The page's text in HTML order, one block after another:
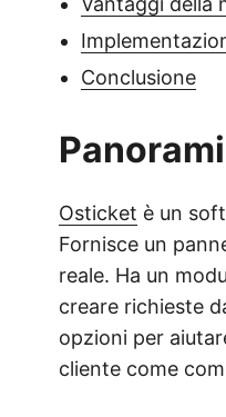
Conclusione
Osticket è un
Fornisce un
reale. Ha un
creare richieste
opzioni per
cliente come